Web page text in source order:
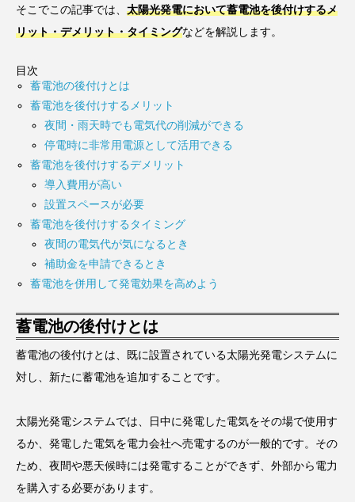
そこでこの記事では、 太陽光発電において蓄電池を後付けするメ
リット・デメリット・タイミングなどを解説します。
目次
蓄電池の後付けとは
蓄電池を後付けするメリット
夜間・雨天時でも電気代の削減ができる
停電時に非常用電源として活用できる
蓄電池を後付けするデメリット
導入費用が高い
設置スペースが必要
蓄電池を後付けするタイミング
夜間の電気代が気になるとき
補助金を申請できるとき
蓄電池を併用して発電効果を高めよう
蓄電池の後付けとは
蓄電池の後付けとは、既に設置されている太陽光発電システムに
対し、新たに蓄電池を追加することです。
太陽光発電システムでは、日中に発電した電気をその場で使用す
るか、発電した電気を電力会社へ売電するのが一般的です。その
ため、夜間や悪天候時には発電することができず、外部から電力
を購入する必要があります。